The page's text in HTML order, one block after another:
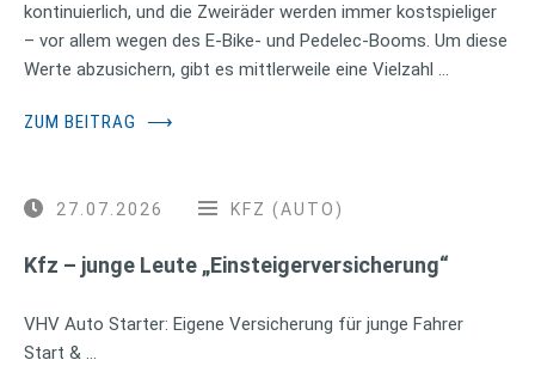
kontinuierlich, und die Zweiräder werden immer kostspieliger
– vor allem wegen des E-Bike- und Pedelec-Booms. Um diese
Werte abzusichern, gibt es mittlerweile eine Vielzahl …
ZUM BEITRAG ⟶
27.07.2026 KFZ (AUTO)
Kfz – junge Leute „Einsteigerversicherung“
VHV Auto Starter: Eigene Versicherung für junge Fahrer
Start & …